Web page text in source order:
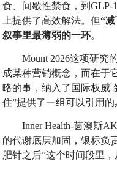
食、间歇性禁食，到
上提供了高效解法。但“
叙事里最薄弱的一环。
Mount 2026这项研究
成某种营销概念，而在于
略的事，纳入了国际权
住”提供了一组可以引用的
Inner Health-茵澳斯
的代谢底层加固，银标
肥针之后”这个时间段里